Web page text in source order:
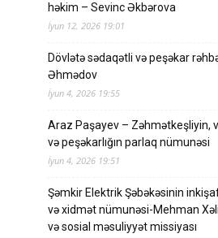
həkim – Sevinc Əkbərova
İyun 12, 2026 19:01
Dövlətə sədaqətli və peşəkar
Əhmədov
İyun 4, 2026 19:55
Araz Paşayev – Zəhmətkeşliyin,
və peşəkarlığın parlaq nümunəsi
İyun 4, 2026 19:51
Şəmkir Elektrik Şəbəkəsinin
və xidmət nümunəsi-Mehman
və sosial məsuliyyət missiyası